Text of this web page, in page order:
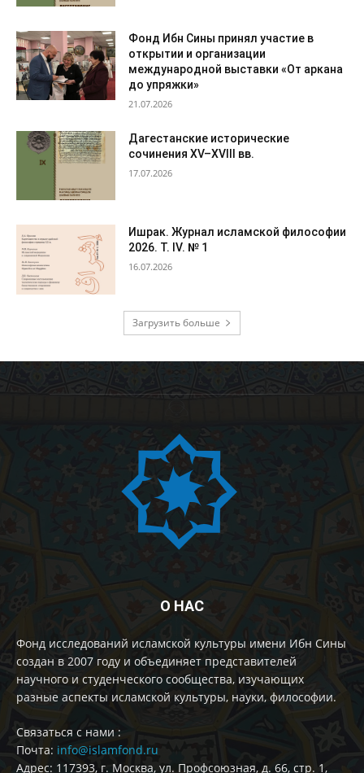
Фонд Ибн Сины принял участие в
открытии и организации
международной выставки «От аркана
до упряжки»
21.07.2026
Дагестанские исторические
сочинения XV–XVIII вв.
17.07.2026
Ишрак. Журнал исламской философии
2026. Т. IV. № 1
16.07.2026
Загрузить больше
О НАС
Фонд исследований исламской культуры имени Ибн Сины
создан в 2007 году и объединяет представителей
научного и студенческого сообщества, изучающих
разные аспекты исламской культуры, науки, философии.
Cвязаться с нами :
Почта: info@islamfond.ru
Адрес: 117393, г. Москва, ул. Профсоюзная, д. 66, стр. 1,